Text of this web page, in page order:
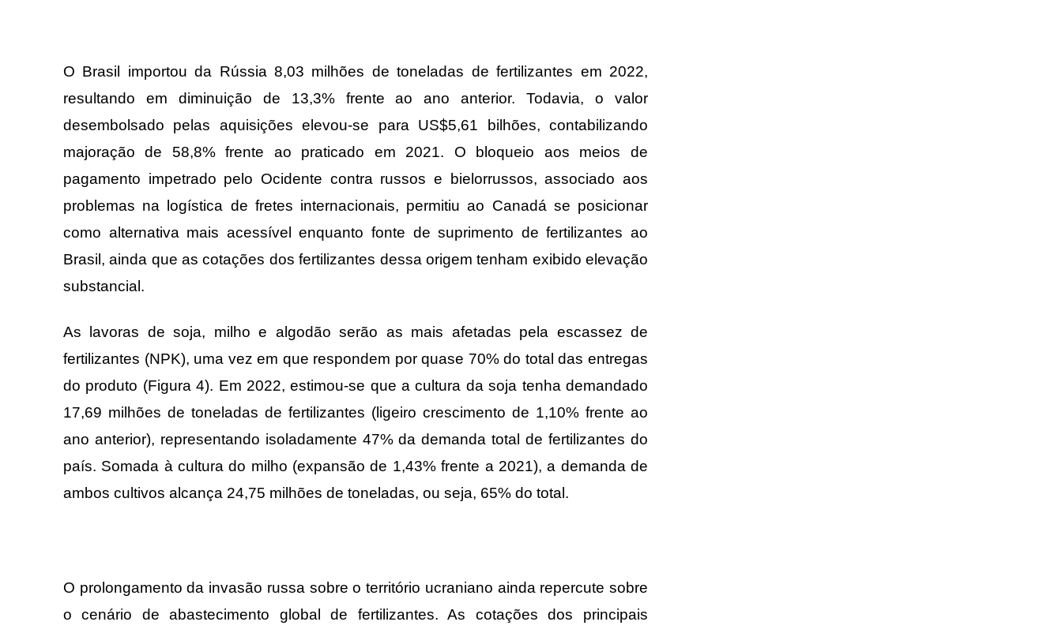
O Brasil importou da Rússia 8,03 milhões de toneladas de fertilizantes em 2022,
resultando em diminuição de 13,3% frente ao ano anterior. Todavia, o valor
desembolsado pelas aquisições elevou-se para US$5,61 bilhões, contabilizando
majoração de 58,8% frente ao praticado em 2021. O bloqueio aos meios de
pagamento impetrado pelo Ocidente contra russos e bielorrussos, associado aos
problemas na logística de fretes internacionais, permitiu ao Canadá se posicionar
como alternativa mais acessível enquanto fonte de suprimento de fertilizantes ao
Brasil, ainda que as cotações dos fertilizantes dessa origem tenham exibido elevação
substancial.
As lavoras de soja, milho e algodão serão as mais afetadas pela escassez de
fertilizantes (NPK), uma vez em que respondem por quase 70% do total das entregas
do produto (Figura 4). Em 2022, estimou-se que a cultura da soja tenha demandado
17,69 milhões de toneladas de fertilizantes (ligeiro crescimento de 1,10% frente ao
ano anterior), representando isoladamente 47% da demanda total de fertilizantes do
país. Somada à cultura do milho (expansão de 1,43% frente a 2021), a demanda de
ambos cultivos alcança 24,75 milhões de toneladas, ou seja, 65% do total.
O prolongamento da invasão russa sobre o território ucraniano ainda repercute sobre
o cenário de abastecimento global de fertilizantes. As cotações dos principais